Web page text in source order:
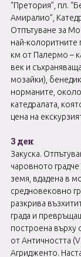
“Претория”, пл.
Амиралио”,
Отпътуване за
най-колоритните
км от Палермо –
век и
мозайки),
норманите, около
катедралата,
цена на
3 ден
Закуска.
чаровното
земя, вдадена в
средновековно
разкрива
града и
построена
от Античността
Агридженто.